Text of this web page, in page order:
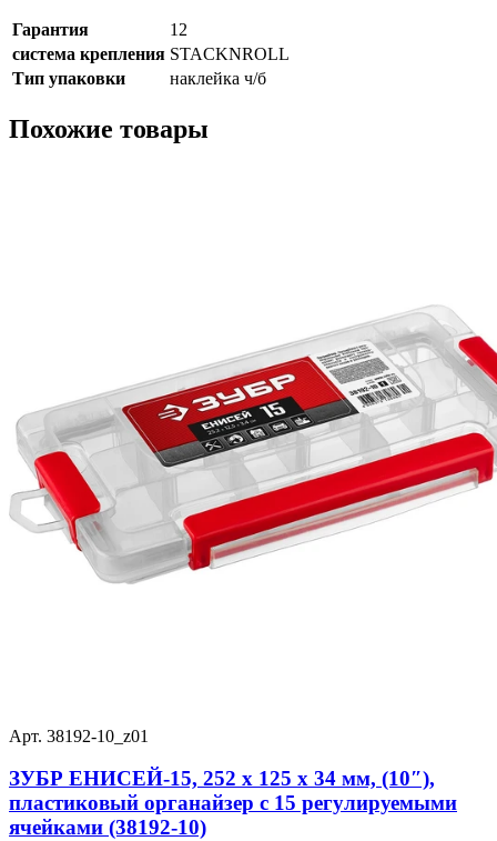
Гарантия
12
система крепления STACKNROLL
Тип упаковки
наклейка ч/б
Похожие товары
Арт. 38192-10_z01
ЗУБР ЕНИСЕЙ-15, 252 х 125 х 34 мм, (10″),
пластиковый органайзер c 15 регулируемыми
ячейками (38192-10)